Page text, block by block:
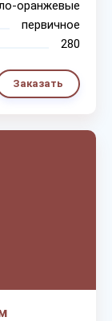
оранжевые
первичное
280
Заказать